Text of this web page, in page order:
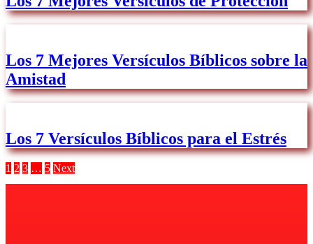
Los 7 Mejores Versículos Bíblicos sobre la
Amistad
Los 7 Versículos Bíblicos para el Estrés
1 2 3 … 5 Next